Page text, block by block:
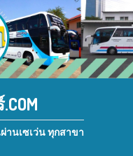
านเซเว่น ทุกสาขา